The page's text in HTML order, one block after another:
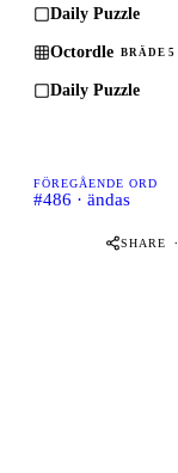
Daily Puzzle
Octordle BRÄDE 5
Daily Puzzle
FÖREGÅENDE ORD
#486 · ändas
SHARE ·